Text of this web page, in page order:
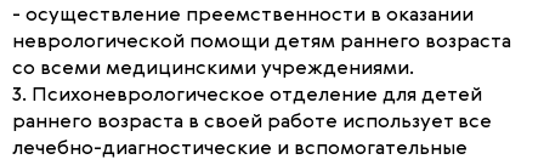
- осуществление преемственности в оказании
неврологической помощи детям раннего возраста
со всеми медицинскими учреждениями.
3. Психоневрологическое отделение для детей
раннего возраста в своей работе использует все
лечебно-диагностические и вспомогательные